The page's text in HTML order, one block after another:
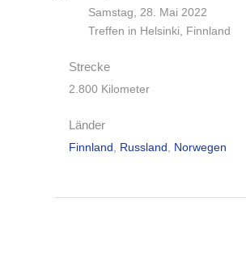
Samstag, 28. Mai 2022
Treffen in Helsinki, Finnland
Strecke
2.800 Kilometer
Länder
Finnland Russland Norwegen